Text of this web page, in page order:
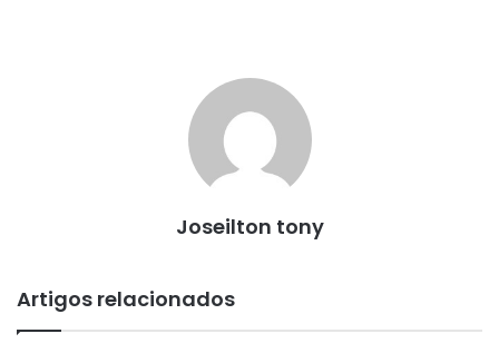
Joseilton tony
Artigos relacionados